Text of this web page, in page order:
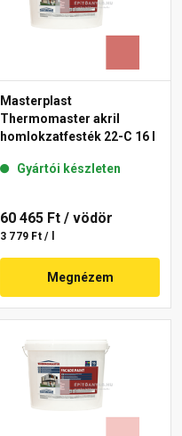
Masterplast
Thermomaster akril
homlokzatfesték 22-C 16 l
Gyártói készleten
60 465 Ft / vödör
3 779 Ft / l
Megnézem